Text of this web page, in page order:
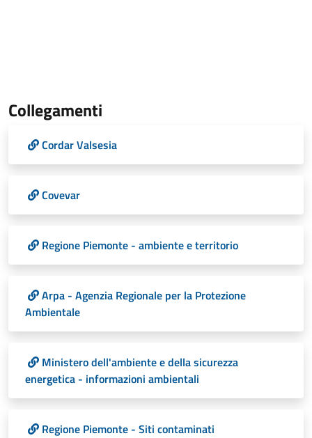
Collegamenti
Cordar Valsesia
Covevar
Regione Piemonte - ambiente e territorio
Arpa - Agenzia Regionale per la Protezione
Ambientale
Ministero dell'ambiente e della sicurezza
energetica - informazioni ambientali
Regione Piemonte - Siti contaminati